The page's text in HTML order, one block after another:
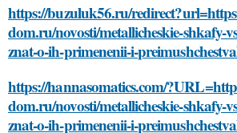
https://buzuluk56.ru/
dom.ru/novosti/metallicheskie-shkafy-
znat-o-ih-primenenii-i-
https://hannasomatics.com/
dom.ru/novosti/metallicheskie-shkafy-
znat-o-ih-primenenii-i-